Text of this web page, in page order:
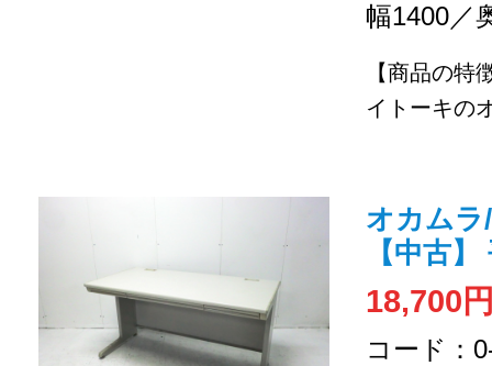
幅1400／
【商品の特
イトーキの
オカムラ
【中古
18,700
コード：